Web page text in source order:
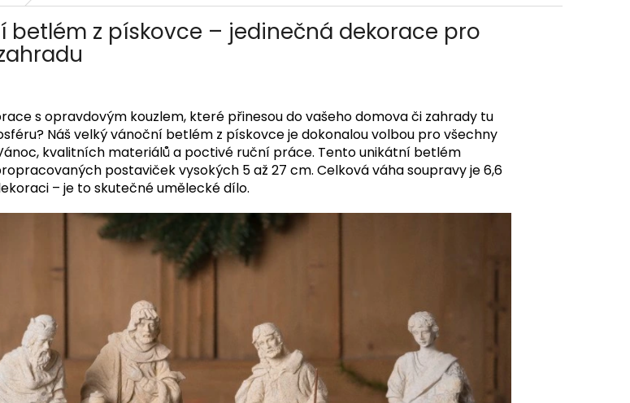
betlém z pískovce – jedinečná dekorace pro
s opravdovým kouzlem, které přinesou do vašeho domova či zahrady tu
Nášvelký vánoční betlém z pískovceje dokonalou volbou pro všechny
kvalitních materiálů a poctivé ruční práce. Tento unikátní betlém
postavičekvysokých 5 až 27 cm. Celková váha soupravy je 6,6
– je to skutečné umělecké dílo.